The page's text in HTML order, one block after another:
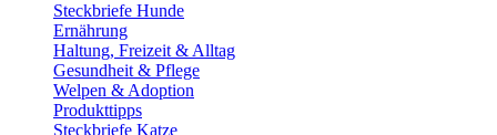
Steckbriefe Hunde
Ernährung
Haltung, Freizeit & Alltag
Gesundheit & Pflege
Welpen & Adoption
Produkttipps
Steckbriefe Katze